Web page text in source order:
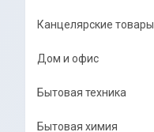
Канцелярские товары
Дом и офис
Бытовая техника
Бытовая химия